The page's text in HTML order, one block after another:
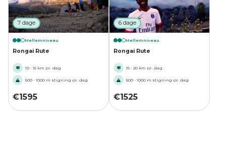
7 dage
Mellemniveau
Rongai Rute
10 - 15 km pr. dag
500 - 1000 m stigning pr. dag
€1595
6 dage
Mellemniveau
Rongai Rute
15 - 20 km pr. dag
500 - 1000 m stigning pr. dag
€1525